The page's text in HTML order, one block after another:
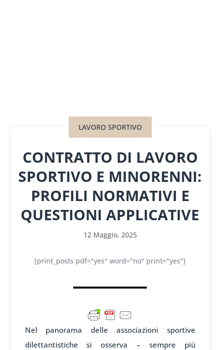
LAVORO SPORTIVO
CONTRATTO DI LAVORO
SPORTIVO E MINORENNI:
PROFILI NORMATIVI E
QUESTIONI APPLICATIVE
12 Maggio, 2025
[print_posts pdf="yes" word="no" print="yes"]
Nel panorama delle associazioni sportive
dilettantistiche si osserva – sempre più